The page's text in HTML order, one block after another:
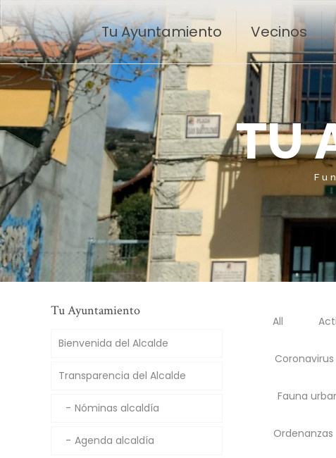
Tu Ayuntamiento Vecinos
TU
All
Coronavirus
Fauna
Ordenanzas
Tu Ayuntamiento
Bienvenida del Alcalde
Transparencia del Alcalde
Nóminas alcaldía
Agenda alcaldía